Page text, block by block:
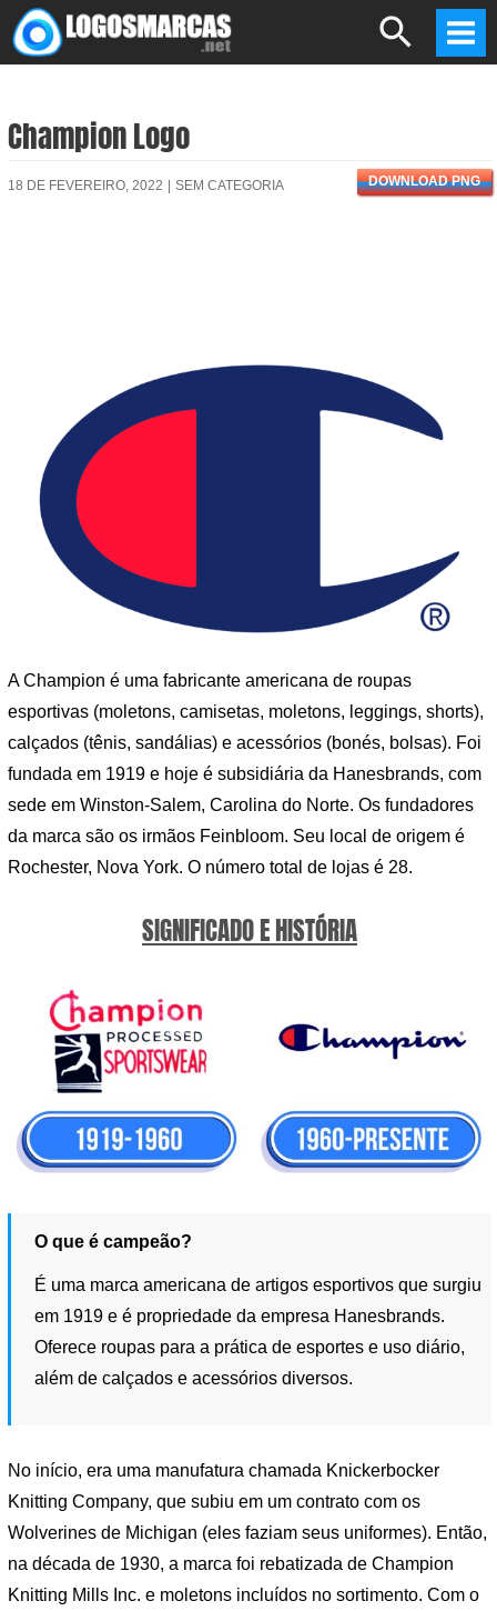
Skip
to
Search
Champion Logo
18 DE FEVEREIRO, 2022 SEM CATEGORIA DOWNLOAD PNG
A Champion é uma fabricante americana de roupas
esportivas (moletons, camisetas, moletons, leggings, shorts),
calçados (tênis, sandálias) e acessórios (bonés, bolsas). Foi
fundada em 1919 e hoje é subsidiária da Hanesbrands, com
sede em Winston-Salem, Carolina do Norte. Os fundadores
da marca são os irmãos Feinbloom. Seu local de origem é
Rochester, Nova York. O número total de lojas é 28.
SIGNIFICADO E HISTÓRIA
O que é campeão?
É uma marca americana de artigos esportivos que surgiu
em 1919 e é propriedade da empresa Hanesbrands.
Oferece roupas para a prática de esportes e uso diário,
além de calçados e acessórios diversos.
No início, era uma manufatura chamada Knickerbocker
Knitting Company, que subiu em um contrato com os
Wolverines de Michigan (eles faziam seus uniformes). Então,
na década de 1930, a marca foi rebatizada de Champion
Knitting Mills Inc. e moletons incluídos no sortimento. Com o